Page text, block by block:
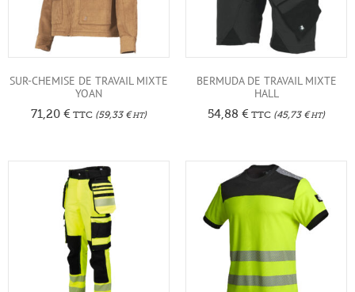
SUR-CHEMISE DE TRAVAIL MIXTE
YOAN
71,20 € TTC (59,33 €HT)
BERMUDA DE TRAVAIL MIXTE
HALL
54,88 € TTC (45,73 €HT)